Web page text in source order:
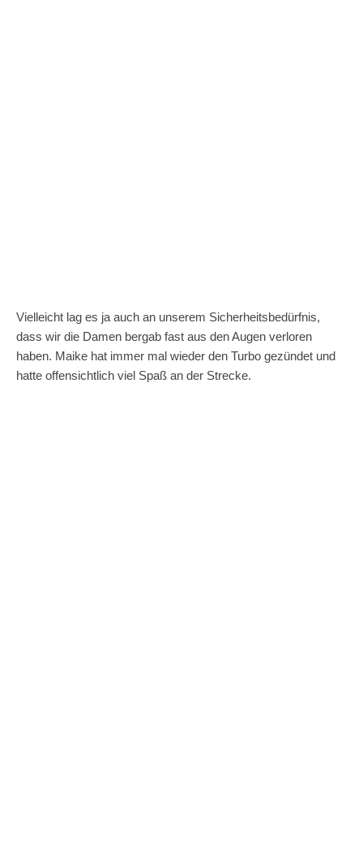
Vielleicht lag es ja auch an unserem Sicherheitsbedürfnis,
dass wir die Damen bergab fast aus den Augen verloren
haben. Maike hat immer mal wieder den Turbo gezündet und
hatte offensichtlich viel Spaß an der Strecke.